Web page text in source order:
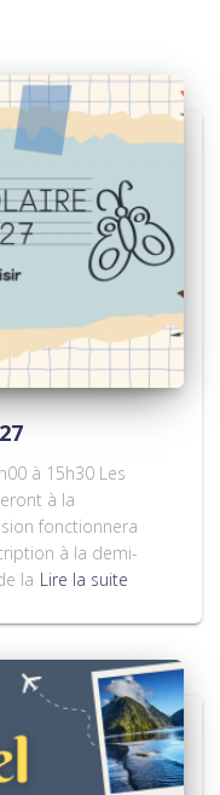
à 15h30 Les
à la
fonctionnera
à la demi-
la Lire la suite